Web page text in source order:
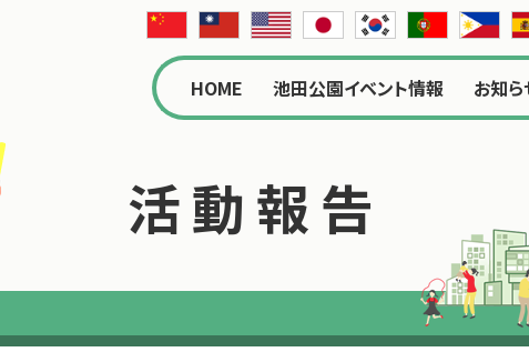
HOME 池田公園イベント情報 お知ら
活動報告